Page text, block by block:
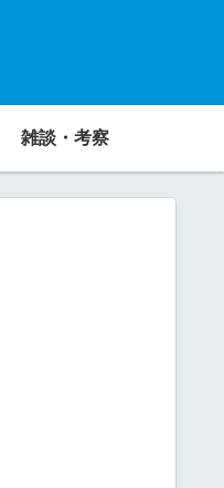
雑談・考察